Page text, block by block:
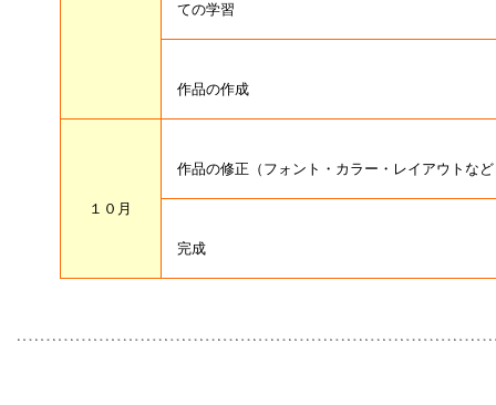
ての学習
作品の作成
１０月
作品の修正（フォント・カラー・レイアウトな
完成